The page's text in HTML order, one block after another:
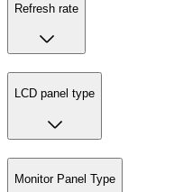
Refresh rate
LCD panel type
Monitor Panel Type